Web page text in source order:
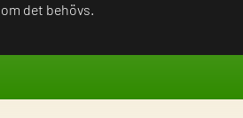
om det behövs.